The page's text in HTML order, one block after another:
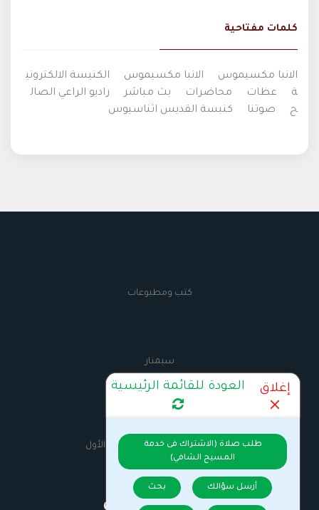
كلمات مفتاحية
الانبا مكسيموس الانبا مكسيموس
الكنيسة الالكتروني
ة
عظات محاضرات بث مباشر
راديو الراعي الصال
ح
صوتنا كنيسة القديس اثناسيوس
كتب ومطبوعات
سيمنار
AnbaMaximus
السيرة الذاتية للانبا مكسيموس الأول
إغلاق العودة للقائمة الرئيسية
طلب صلاة (الاشتراك فى خدمة
المسيح الشافي)
أرسل سؤالك بحث